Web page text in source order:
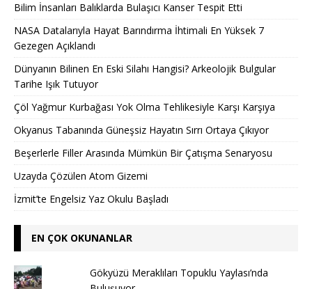
Bilim İnsanları Balıklarda Bulaşıcı Kanser Tespit Etti
NASA Datalarıyla Hayat Barındırma İhtimali En Yüksek 7
Gezegen Açıklandı
Dünyanın Bilinen En Eski Silahı Hangisi? Arkeolojik Bulgular
Tarihe Işık Tutuyor
Çöl Yağmur Kurbağası Yok Olma Tehlikesiyle Karşı Karşıya
Okyanus Tabanında Güneşsiz Hayatın Sırrı Ortaya Çıkıyor
Beşerlerle Filler Arasında Mümkün Bir Çatışma Senaryosu
Uzayda Çözülen Atom Gizemi
İzmit’te Engelsiz Yaz Okulu Başladı
EN ÇOK OKUNANLAR
Gökyüzü Meraklıları Topuklu Yaylası’nda